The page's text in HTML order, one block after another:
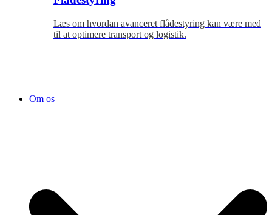
Læs om hvordan avanceret flådestyring kan være med
til at optimere transport og logistik.
Om os